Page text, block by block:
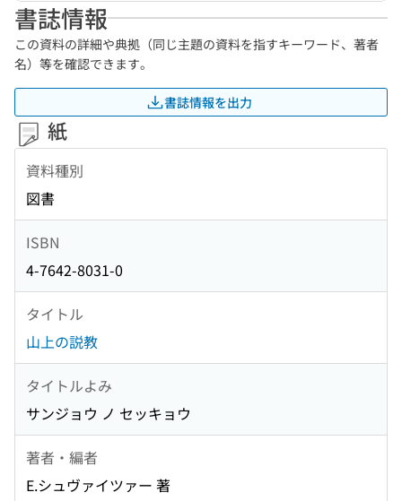
書誌情報
この資料の詳細や典拠（同じ主題の資料を指すキーワード、著者
名）等を確認できます。
書誌情報を出力
紙
資料種別
図書
ISBN
4-7642-8031-0
タイトル
山上の説教
タイトルよみ
サンジョウ ノ セッキョウ
著者・編者
E.シュヴァイツァー 著